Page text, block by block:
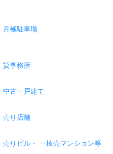
月極駐車場
貸事務所
中古一戸建て
売り店舗
売りビル・ 一棟売マンション等